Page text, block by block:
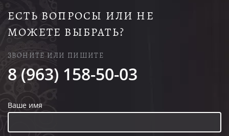
ЕСТЬ ВОПРОСЫ ИЛИ НЕ
МОЖЕТЕ ВЫБРАТЬ?
ЗВОНИТЕ ИЛИ ПИШИТЕ
8 (963) 158-50-03
Ваше имя